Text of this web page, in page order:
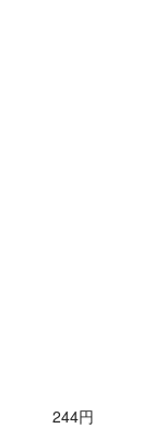
244円